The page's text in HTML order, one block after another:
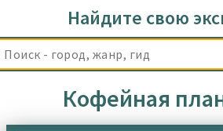
Найдите свою
Кофейная